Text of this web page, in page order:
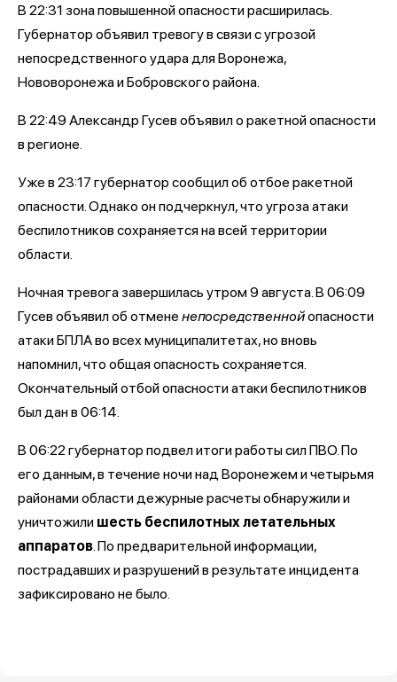
В 22:31 зона повышенной опасности расширилась.
Губернатор объявил тревогу в связи с угрозой
непосредственного удара для Воронежа,
Нововоронежа и Бобровского района.
В 22:49 Александр Гусев объявил о ракетной опасности
в регионе.
Уже в 23:17 губернатор сообщил об отбое ракетной
опасности. Однако он подчеркнул, что угроза атаки
беспилотников сохраняется на всей территории
области.
Ночная тревога завершилась утром 9 августа. В 06:09
Гусев объявил об отмене непосредственнойопасности
атаки БПЛА во всех муниципалитетах, но вновь
напомнил, что общая опасность сохраняется.
Окончательный отбой опасности атаки беспилотников
был дан в 06:14.
В 06:22 губернатор подвел итоги работы сил ПВО. По
его данным, в течение ночи над Воронежем и четырьмя
районами области дежурные расчеты обнаружили и
уничтожили шесть беспилотных летательных
аппаратов. По предварительной информации,
пострадавших и разрушений в результате инцидента
зафиксировано не было.